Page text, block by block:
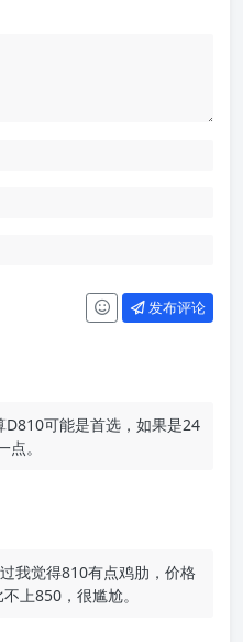
发布评论
可能是首选，如果是24
。
我觉得810有点鸡肋，价格
上850，很尴尬。